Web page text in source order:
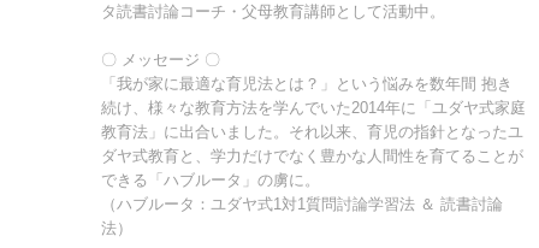
タ読書討論コーチ・父母教育講師として活動中。
〇 メッセージ 〇
「我が家に最適な育児法とは？」という悩みを数年間 抱き
続け、様々な教育方法を学んでいた2014年に「ユダヤ式家庭
教育法」に出合いました。それ以来、育児の指針となったユ
ダヤ式教育と、学力だけでなく豊かな人間性を育てることが
できる「ハブルータ」の虜に。
（ハブルータ：ユダヤ式1対1質問討論学習法 ＆ 読書討論
法）